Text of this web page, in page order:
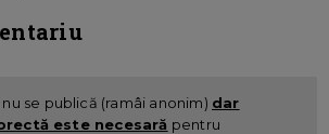
se publică (ramâi anonim) dar
este necesară pentru